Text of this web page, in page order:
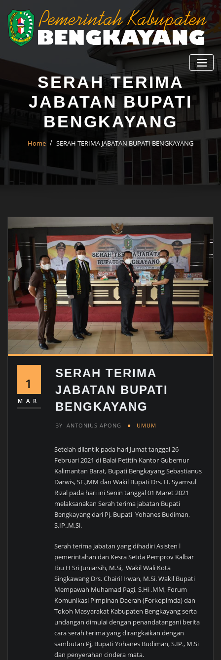
SERAH TERIMA
JABATAN BUPATI
BENGKAYANG
Home SERAH TERIMA JABATAN BUPATI BENGKAYANG
1
MAR
SERAH TERIMA
JABATAN BUPATI
BENGKAYANG
BY ANTONIUS APONG UMUM
Setelah dilantik pada hari Jumat tanggal 26
Februari 2021 di Balai Petitih Kantor Gubernur
Kalimantan Barat, Bupati Bengkayang Sebastianus
Darwis, SE.,MM dan Wakil Bupati Drs. H. Syamsul
Rizal pada hari ini Senin tanggal 01 Maret 2021
melaksanakan Serah terima jabatan Bupati
Bengkayang dari Pj. Bupati Yohanes Budiman,
S.IP.,M.Si.
Serah terima jabatan yang dihadiri Asisten l
pemerintahan dan Kesra Setda Pemprov Kalbar
Ibu H Sri Juniarsih, M.Si, Wakil Wali Kota
Singkawang Drs. Chairil Irwan, M.Si. Wakil Bupati
Mempawah Muhamad Pagi, S.Hi .MM, Forum
Komunikasi Pimpinan Daerah (Forkopimda) dan
Tokoh Masyarakat Kabupaten Bengkayang serta
undangan dimulai dengan penandatangani berita
cara serah terima yang dirangkaikan dengan
sambutan Pj, Bupati Yohanes Budiman, S.IP., M.Si
dan penyerahan cindera mata.